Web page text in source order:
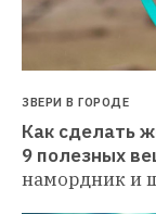
ЗВЕРИ В ГОРОДЕ
Как сделать
9 полезных
намордник и